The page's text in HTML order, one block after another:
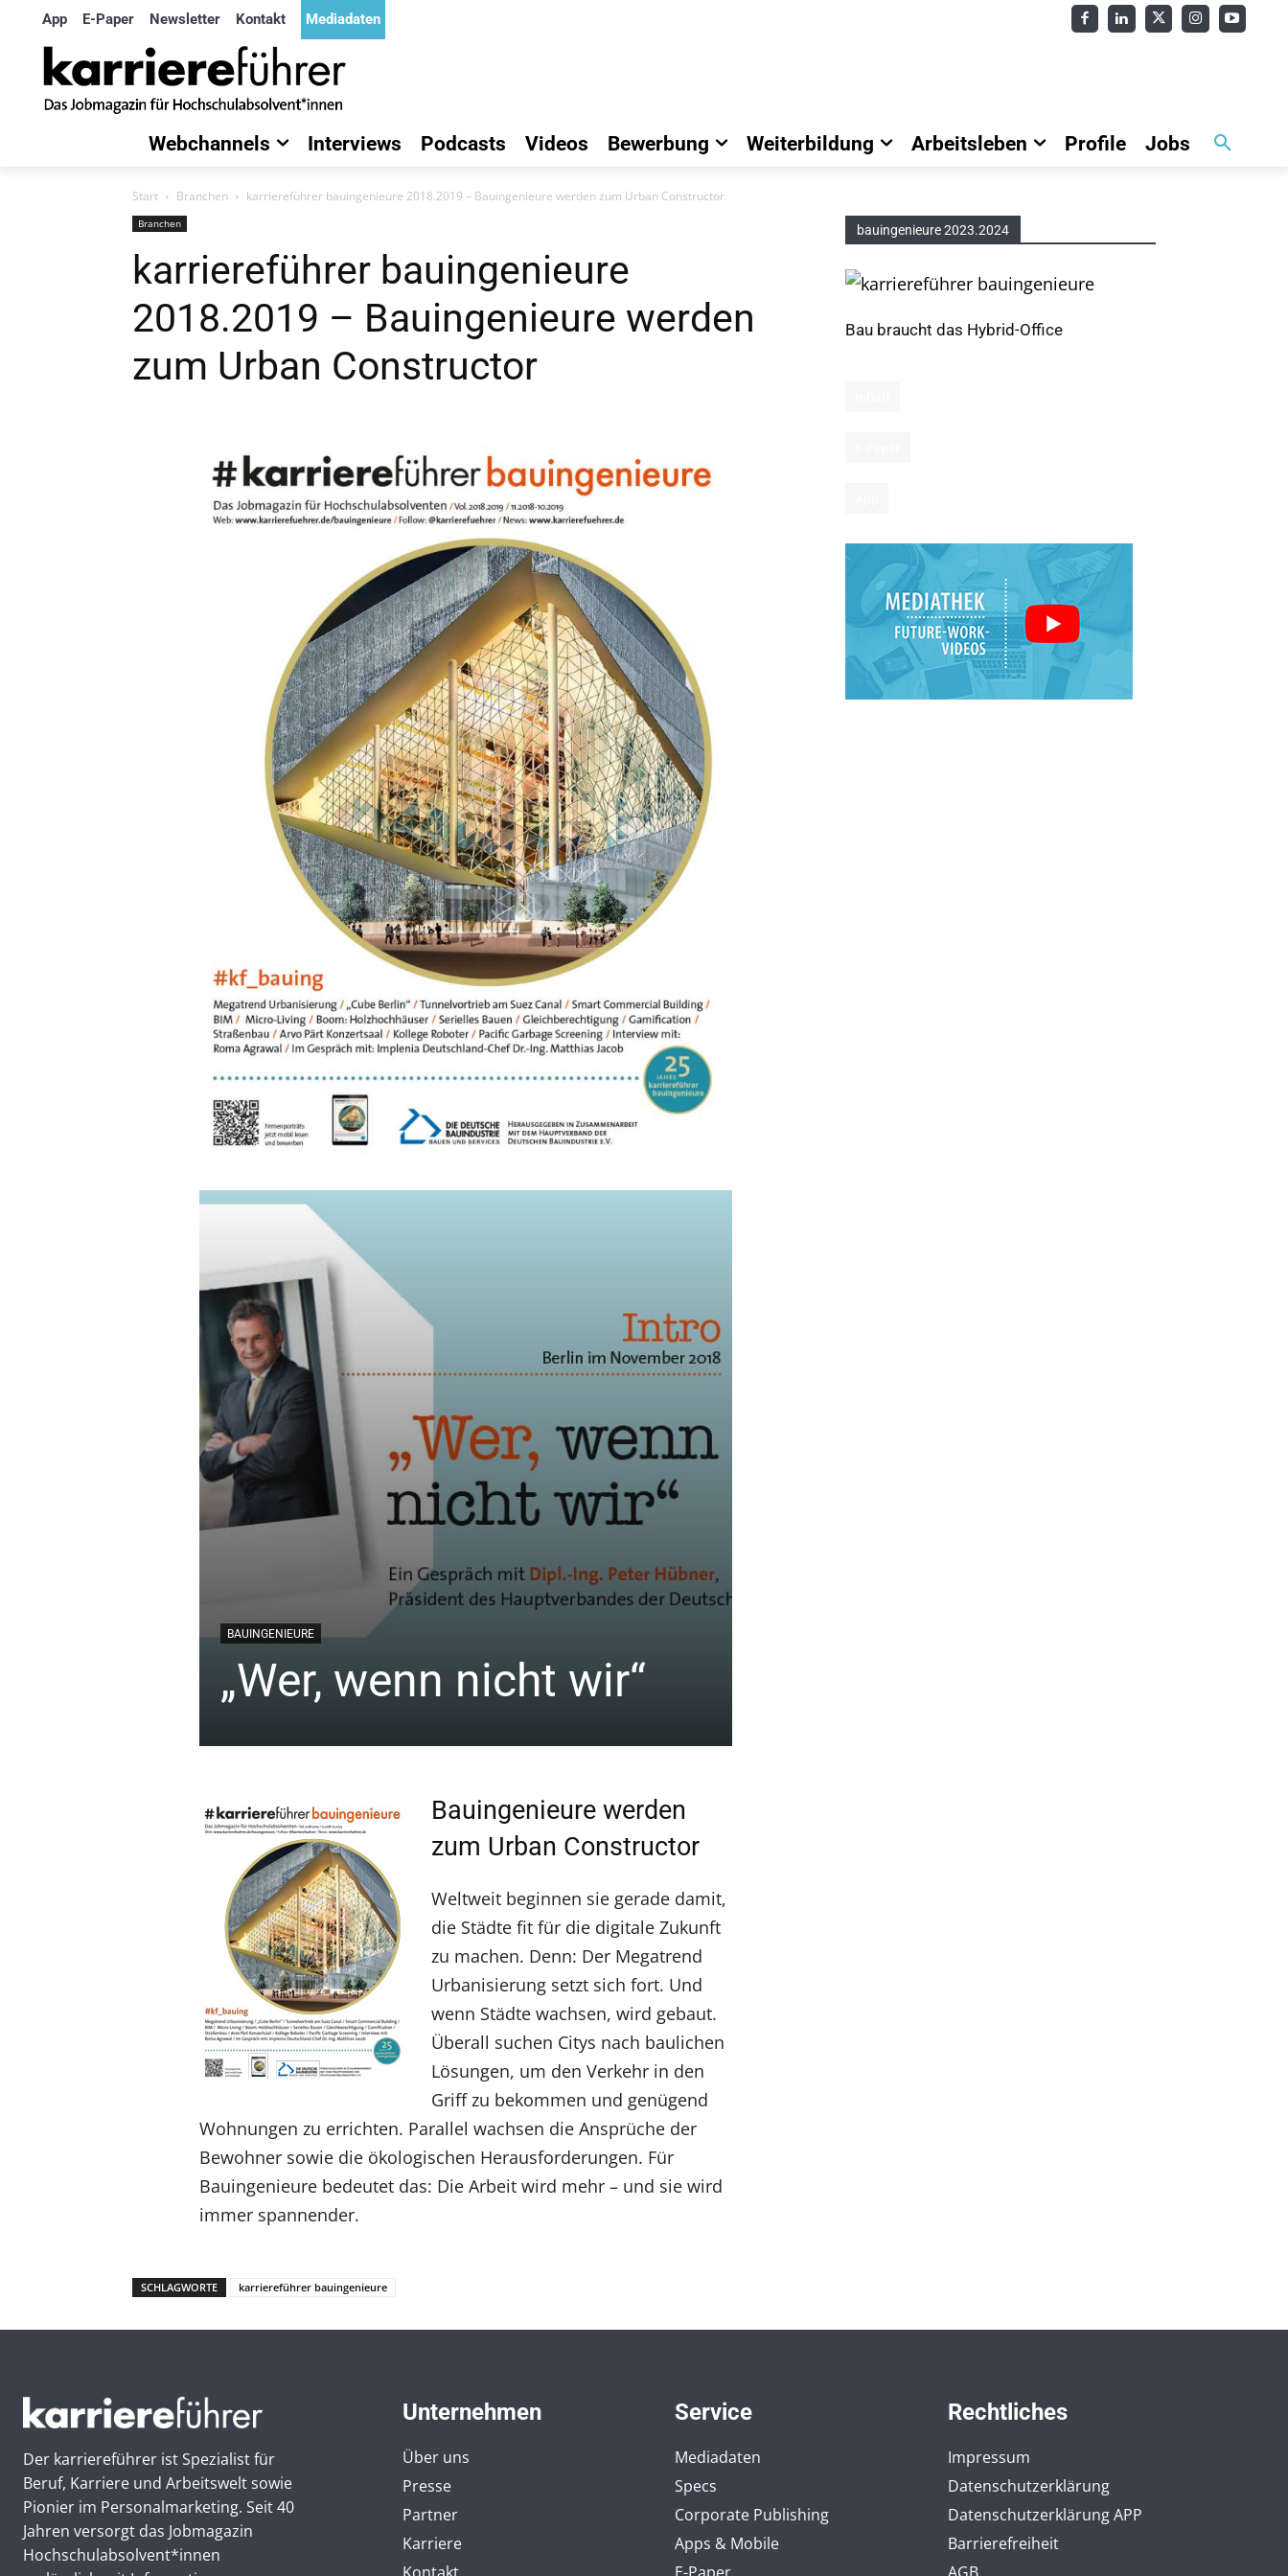
App E-Paper Newsletter Kontakt Mediadaten
Webchannels Interviews Podcasts Videos Bewerbung Weiterbildung Arbeitsleben Profile Jobs
Start Branchen karriereführer bauingenieure 2018.2019 – Bauingenieure werden zum Urban Constructor
Branchen
karriereführer bauingenieure
2018.2019 – Bauingenieure werden
zum Urban Constructor
BAUINGENIEURE
„Wer, wenn nicht wir“
Bauingenieure werden
zum Urban Constructor
Weltweit beginnen sie gerade damit,
die Städte fit für die digitale Zukunft
zu machen. Denn: Der Megatrend
Urbanisierung setzt sich fort. Und
wenn Städte wachsen, wird gebaut.
Überall suchen Citys nach baulichen
Lösungen, um den Verkehr in den
Griff zu bekommen und genügend
Wohnungen zu errichten. Parallel wachsen die Ansprüche der
Bewohner sowie die ökologischen Herausforderungen. Für
Bauingenieure bedeutet das: Die Arbeit wird mehr – und sie wird
immer spannender.
SCHLAGWORTE karriereführer bauingenieure
bauingenieure 2023.2024
Bau braucht das Hybrid-Office
Der karriereführer ist Spezialist für
Beruf, Karriere und Arbeitswelt sowie
Pionier im Personal­marketing. Seit 40
Jahren versorgt das Jobmagazin
Hochschul­absolvent*innen
Unternehmen
Über uns
Presse
Partner
Karriere
Service
Mediadaten
Specs
Corporate Publishing
Apps & Mobile
Rechtliches
Impressum
Datenschutzerklärung
Datenschutzerklärung APP
Barrierefreiheit